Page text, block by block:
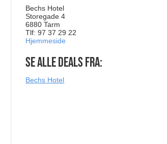
Bechs Hotel
Storegade 4
6880 Tarm
Tlf: 97 37 29 22
Hjemmeside
Se alle deals fra:
Bechs Hotel